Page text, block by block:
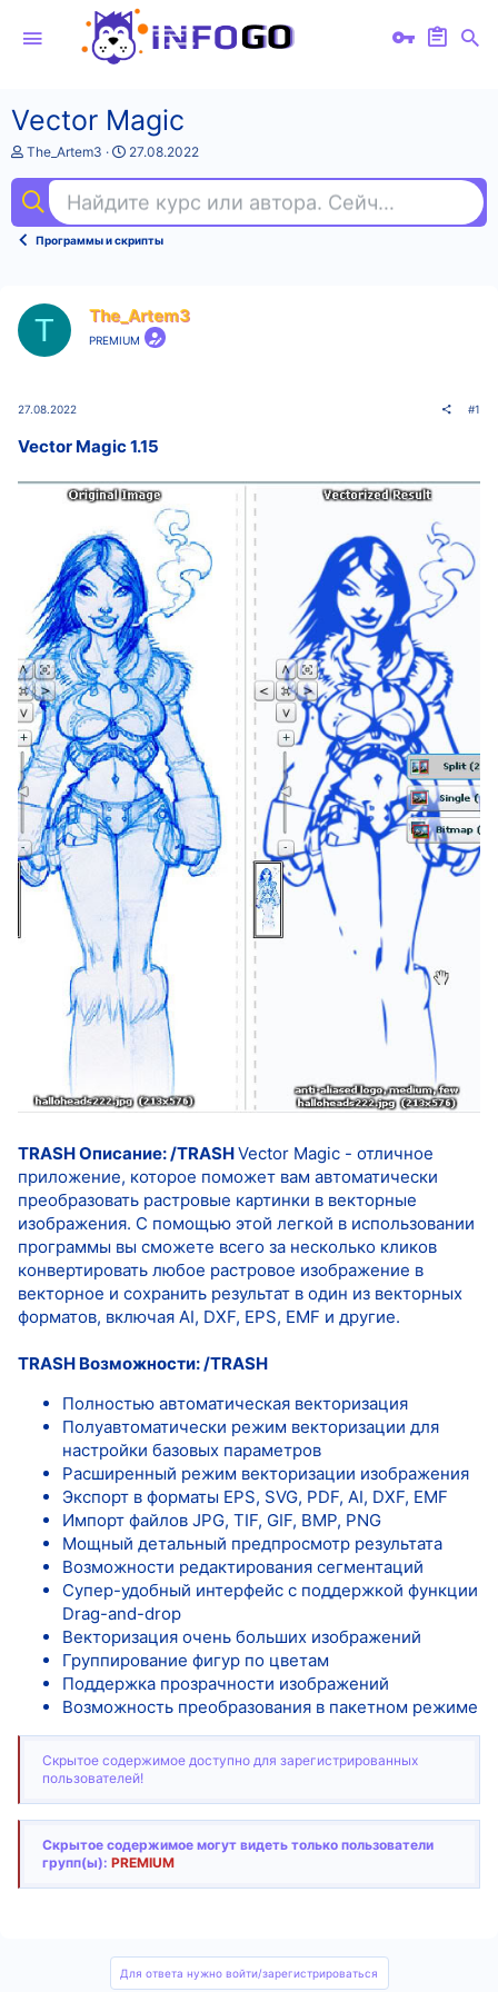
Vector Magic
А
т
о
т
The_Artem3
Д
а
н
а
а
27.08.2022
Найдите курс или автора. Сейчас ищут
Программы и скрипты
T The_Artem3
PREMIUM
27.08.2022 #1
Vector Magic 1.15
TRASH Описание: /TRASHVector Magic - отличное
приложение, которое поможет вам автоматически
преобразовать растровые картинки в векторные
изображения. С помощью этой легкой в использовании
программы вы сможете всего за несколько кликов
конвертировать любое растровое изображение в
векторное и сохранить результат в один из векторных
форматов, включая AI, DXF, EPS, EMF и другие.
TRASH Возможности: /TRASH
Полностью автоматическая векторизация
Полуавтоматически режим векторизации для
настройки базовых параметров
Расширенный режим векторизации изображения
Экспорт в форматы EPS, SVG, PDF, AI, DXF, EMF
Импорт файлов JPG, TIF, GIF, BMP, PNG
Мощный детальный предпросмотр результата
Возможности редактирования сегментаций
Супер-удобный интерфейс с поддержкой функции
Drag-and-drop
Векторизация очень больших изображений
Группирование фигур по цветам
Поддержка прозрачности изображений
Возможность преобразования в пакетном режиме
Скрытое содержимое доступно для зарегистрированных
пользователей!
Скрытое содержимое могут видеть только пользователи
групп(ы): PREMIUM
Для ответа нужно войти/зарегистрироваться